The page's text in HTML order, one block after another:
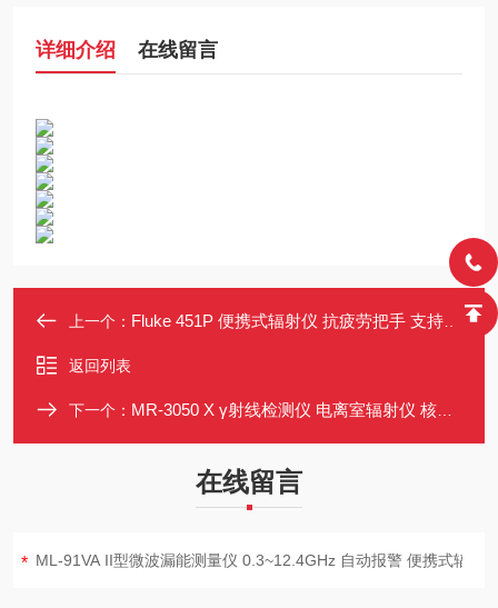
详细介绍 在线留言
上一个： Fluke 451P 便携式辐射仪 抗疲劳把手 支持Excel数据导出
返回列表
下一个： MR-3050 X γ射线检测仪 电离室辐射仪 核辐射测量仪 0 μSv/h ~ 500mSv/h
在线留言